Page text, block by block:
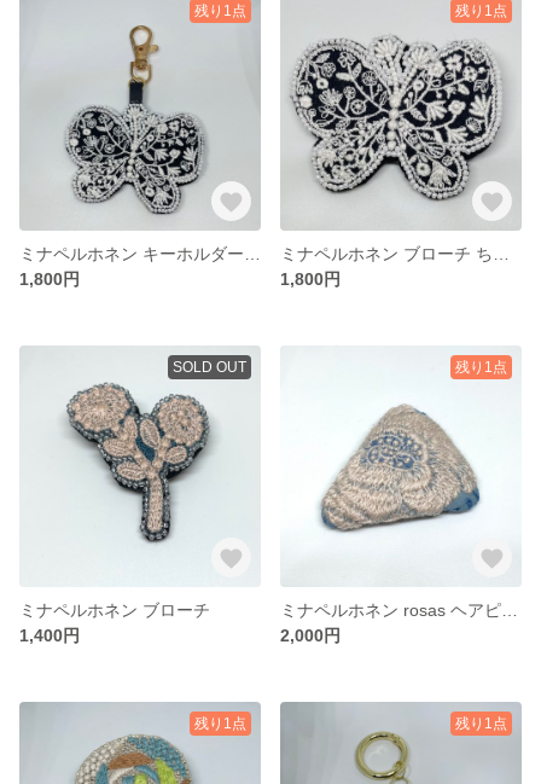
残り1点
1,800円
残り1点
1,800円
SOLD OUT
ミナペルホネン ブローチ
1,400円
残り1点
2,000円
残り1点 残り1点